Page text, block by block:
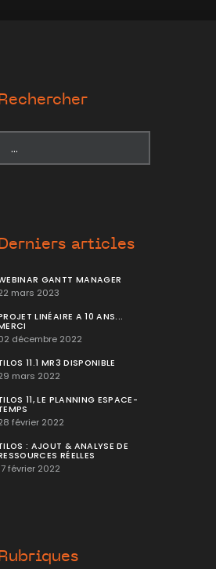
Rechercher
Derniers articles
GANTT MANAGER
mars 2023
LINÉAIRE A 10 ANS...
décembre 2022
11.1 MR3 DISPONIBLE
mars 2022
11, LE PLANNING ESPACE-
février 2022
: AJOUT & ANALYSE DE
RÉELLES
février 2022
Rubriques